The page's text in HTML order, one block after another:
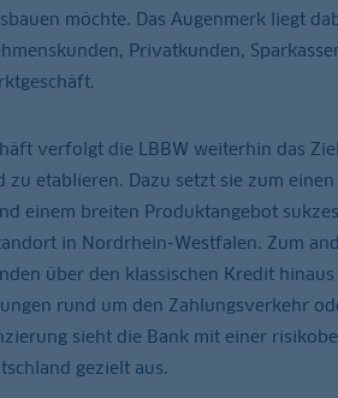
möchte. Das Augenmerk liegt
Privatkunden,
verfolgt die LBBW weiterhin das
zu etablieren. Dazu setzt sie zum
einem breiten Produktangebot
in Nordrhein-Westfalen. Zum
über den klassischen Kredit
rund um den Zahlungsverkehr
sieht die Bank mit einer
gezielt aus.